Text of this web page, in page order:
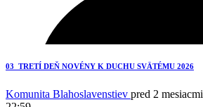
2
03_TRETÍ DEŇ NOVÉNY K DUCHU SVÄTÉMU 2026
Komunita Blahoslavenstiev pred 2 mesiacmi